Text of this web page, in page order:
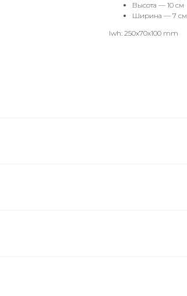
Высота — 10 см
Ширина — 7 см
lwh: 250x70x100 mm